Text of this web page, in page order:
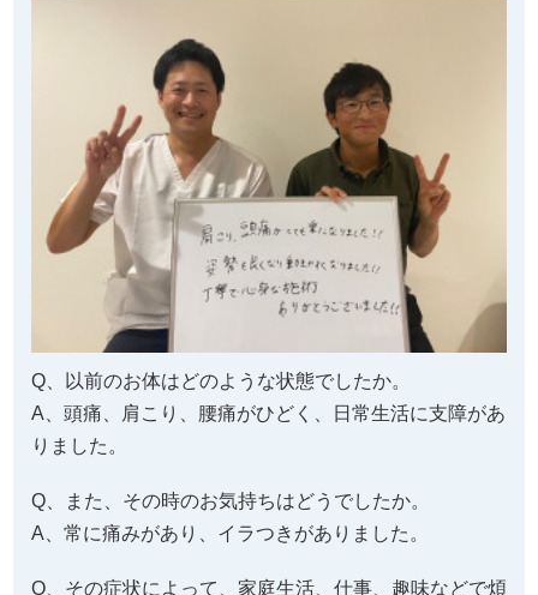
Q、以前のお体はどのような状態でしたか。
A、頭痛、肩こり、腰痛がひどく、日常生活に支障があ
りました。
Q、また、その時のお気持ちはどうでしたか。
A、常に痛みがあり、イラつきがありました。
Q、その症状によって、家庭生活、仕事、趣味などで煩